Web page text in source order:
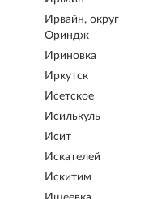
Ирвайн, округ
Ориндж
Ириновка
Иркутск
Исетское
Исилькуль
Исит
Искателей
Искитим